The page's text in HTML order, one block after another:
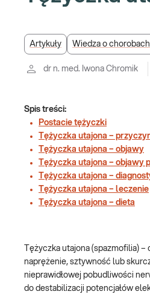
Artykuły Wiedza o chorobach
dr n. med. Iwona Chromik
Spis treści:
Postacie tężyczki
Tężyczka utajona –
Tężyczka utajona – objawy
Tężyczka utajona – objawy
Tężyczka utajona –
Tężyczka utajona – leczenie
Tężyczka utajona – dieta
Tężyczka utajona (spazmofilia) –
naprężenie, sztywność lub
nieprawidłowej pobudliwości
do destabilizacji potencjałów